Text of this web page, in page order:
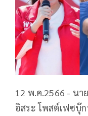
12 พ.ค.2566 - นา
อิสระ โพสต์เฟซบุ๊